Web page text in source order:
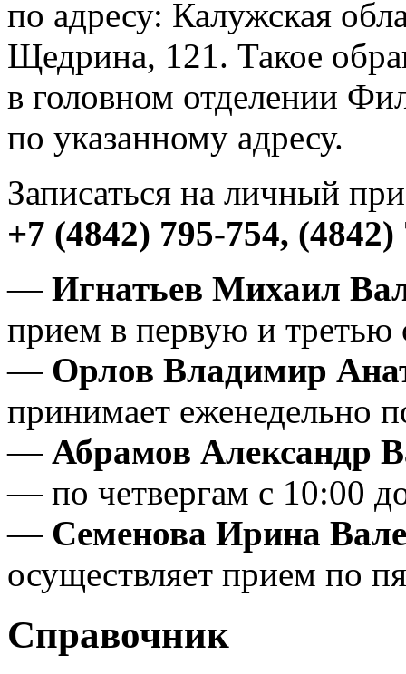
по адресу: Калужская
Щедрина, 121. Такое
в головном отделении
по указанному адресу.
Записаться на личный
+7 (4842) 795-754, (4842)
— Игнатьев Михаил
прием в первую и третью
— Орлов Владимир
принимает еженедельно
— Абрамов Александр
— по четвергам с 10:00
— Семенова Ирина
осуществляет прием по
Справочник